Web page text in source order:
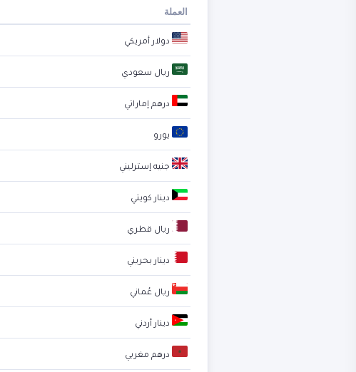
العملة
دولار أمريكي
ريال سعودي
درهم إماراتي
يورو
جنيه إسترليني
دينار كويتي
ريال قطري
دينار بحريني
ريال عُماني
دينار أردني
درهم مغربي